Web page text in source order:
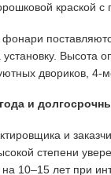
краской
фонари
Высота
двориков, 4-
и
и
степени
10–15 лет при